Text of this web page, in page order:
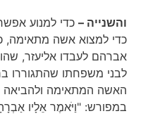
והשנייה – כדי למנוע
כדי למצוא אשה מתאימה,
אברהם לעבדו אליעזר,
לבני משפחתו שהתגוררו
האשה המתאימה ולהביאה
במפורש: "וַיֹּאמֶר אֵלָיו